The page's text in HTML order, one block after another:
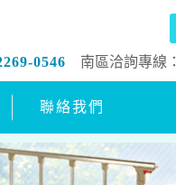
0546 南區洽詢專線：
聯絡我們